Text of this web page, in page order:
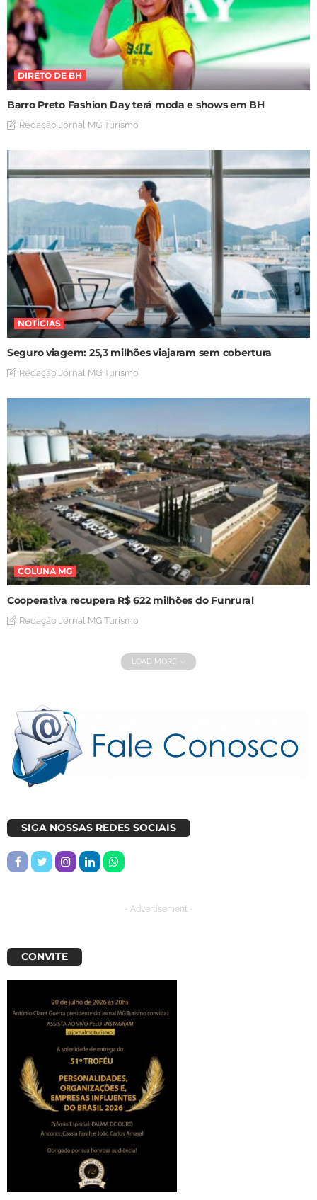
DIRETO DE BH
Barro Preto Fashion Day terá moda e shows em BH
Redação Jornal MG Turismo
NOTÍCIAS
Seguro viagem: 25,3 milhões viajaram sem cobertura
Redação Jornal MG Turismo
COLUNA MG
Cooperativa recupera R$ 622 milhões do Funrural
Redação Jornal MG Turismo
LOAD MORE
SIGA NOSSAS REDES SOCIAIS
- Advertisement -
CONVITE